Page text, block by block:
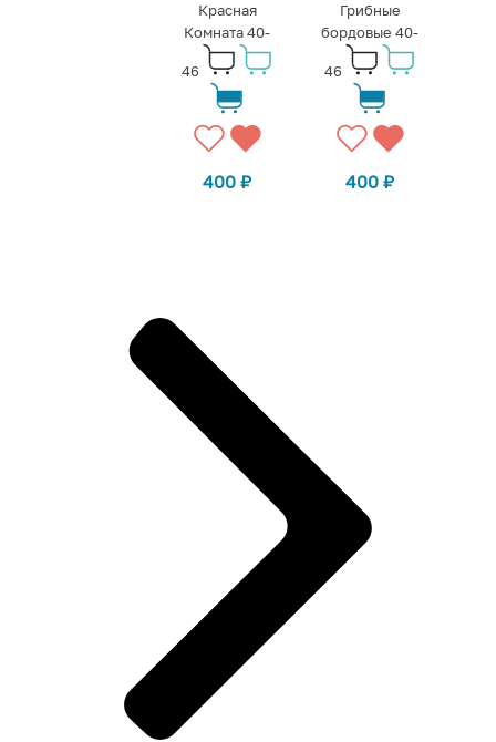
Красная
Комната 40-
46
400₽
Грибные
бордовые 40-
46
400₽